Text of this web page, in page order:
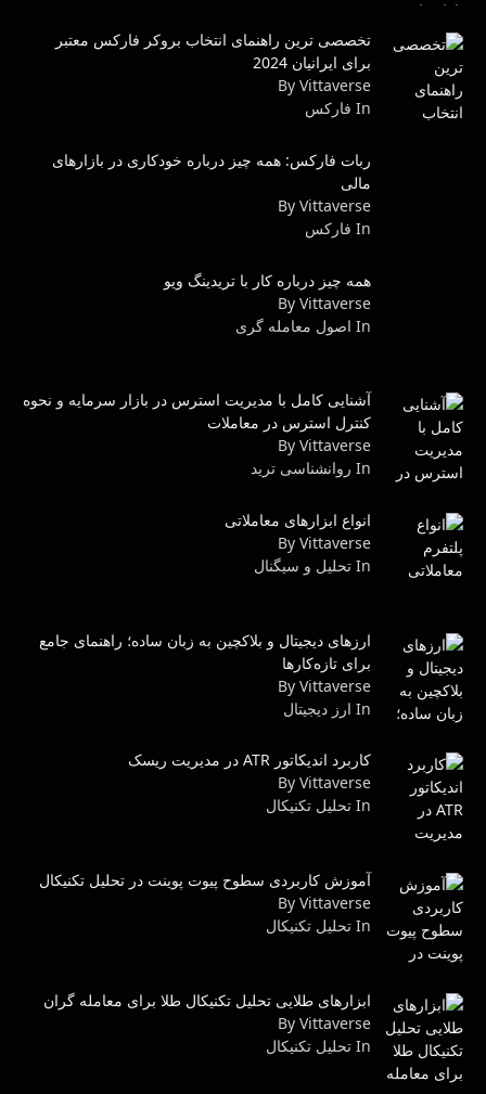
تخصصی ترین راهنمای انتخاب بروکر فارکس معتبر
برای ایرانیان 2024
By Vittaverse
In فاركس
ربات فارکس: همه چیز درباره خودکاری در بازارهای
مالی
By Vittaverse
In فاركس
همه چیز درباره کار با تریدینگ ویو
By Vittaverse
In اصول معامله گرى
آشنایی کامل با مدیریت استرس در بازار سرمایه و نحوه
کنترل استرس در معاملات
By Vittaverse
In روانشناسى ترید
انواع ابزارهای معاملاتی
By Vittaverse
In تحلیل و سیگنال
ارزهای دیجیتال و بلاکچین به زبان ساده؛ راهنمای جامع
برای تازه‌کارها
By Vittaverse
In ارز دیجیتال
کاربرد اندیکاتور ATR در مدیریت ریسک
By Vittaverse
In تحليل تكنيكال
آموزش کاربردی سطوح پیوت پوینت در تحلیل تکنیکال
By Vittaverse
In تحليل تكنيكال
ابزارهای طلایی تحلیل تکنیکال طلا برای معامله گران
By Vittaverse
In تحليل تكنيكال